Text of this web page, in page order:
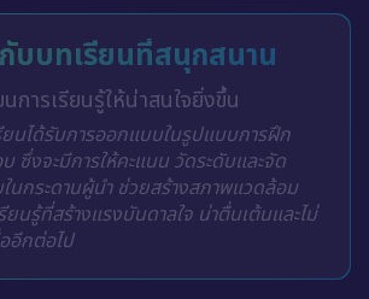
บบทเรียนที่สนุกสนาน
นการเรียนรู้ให้น่าสนใจยิ่งขึ้น
ยนได้รับการออกแบบในรูปแบบการฝึก
ซึ่งจะมีการให้คะแนน วัดระดับและจัด
นกระดานผู้นำ ช่วยสร้างสภาพแวดล้อม
ยนรู้ที่สร้างแรงบันดาลใจ น่าตื่นเต้นและไม่
อีกต่อไป